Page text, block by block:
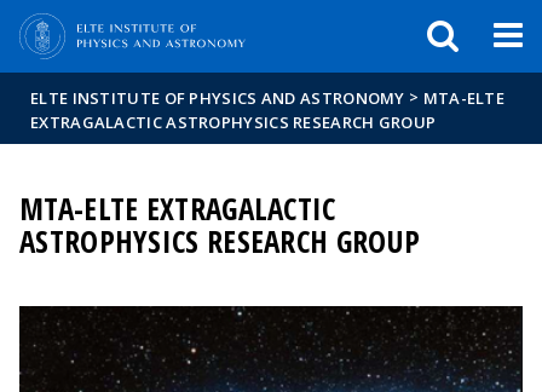
ELTE INSTITUTE OF PHYSICS AND ASTRONOMY > MTA-ELTE
EXTRAGALACTIC ASTROPHYSICS RESEARCH GROUP
MTA-ELTE EXTRAGALACTIC
ASTROPHYSICS RESEARCH GROUP